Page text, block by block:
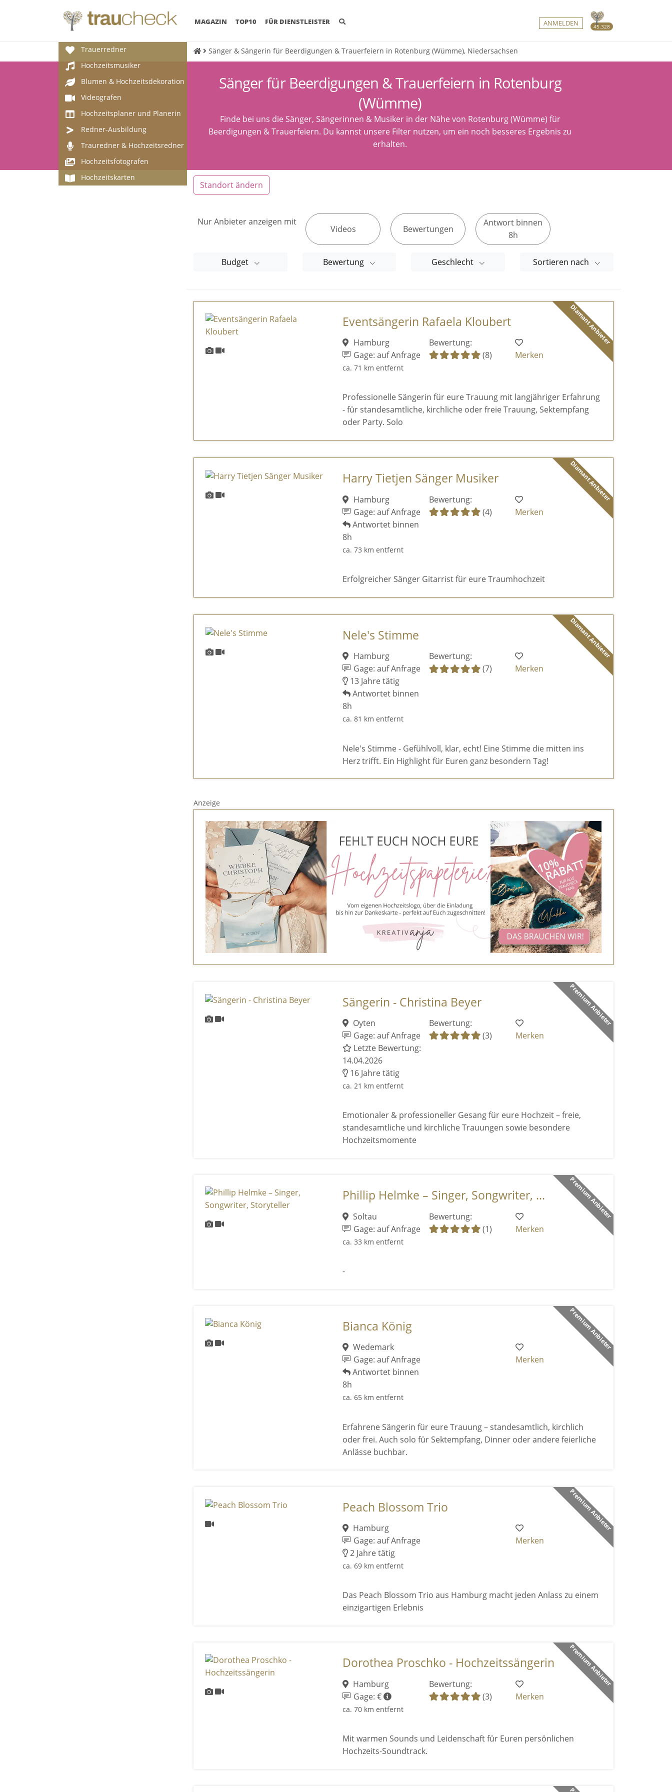
45.328
MAGAZIN (CURRENT)
TOP10 FÜR DIENSTLEISTER ANMELDEN
Trauerredner
Hochzeitsmusiker
Blumen & Hochzeitsdekoration
Videografen
Hochzeitsplaner und Planerin
Redner-Ausbildung
Trauredner & Hochzeitsredner
Hochzeitsfotografen
Hochzeitskarten
Sänger & Sängerin für Beerdigungen & Trauerfeiern in Rotenburg (Wümme), Niedersachsen
Sänger für Beerdigungen & Trauerfeiern in Rotenburg
(Wümme)
Finde bei uns die Sänger, Sängerinnen & Musiker in der Nähe von Rotenburg (Wümme) für
Beerdigungen & Trauerfeiern. Du kannst unsere Filter nutzen, um ein noch besseres Ergebnis zu
erhalten.
Standort ändern
Nur Anbieter anzeigen mit
Videos Bewertungen
Antwort binnen
8h
Budget Bewertung Geschlecht Sortieren nach
Diamant Anbieter
Eventsängerin Rafaela Kloubert
Hamburg
Gage: auf Anfrage
ca. 71 km entfernt
Bewertung:
(8)
Merken
Professionelle Sängerin für eure Trauung mit langjähriger Erfahrung
- für standesamtliche, kirchliche oder freie Trauung, Sektempfang
oder Party. Solo
Diamant Anbieter
Harry Tietjen Sänger Musiker
Hamburg
Gage: auf Anfrage
Antwortet binnen
8h
ca. 73 km entfernt
Bewertung:
(4)
Merken
Erfolgreicher Sänger Gitarrist für eure Traumhochzeit
Diamant Anbieter
Nele's Stimme
Hamburg
Gage: auf Anfrage
13 Jahre tätig
Antwortet binnen
8h
ca. 81 km entfernt
Bewertung:
(7)
Merken
Nele's Stimme - Gefühlvoll, klar, echt! Eine Stimme die mitten ins
Herz trifft. Ein Highlight für Euren ganz besondern Tag!
Anzeige
Premium Anbieter
Sängerin - Christina Beyer
Oyten
Gage: auf Anfrage
Letzte Bewertung:
14.04.2026
16 Jahre tätig
ca. 21 km entfernt
Bewertung:
(3)
Merken
Emotionaler & professioneller Gesang für eure Hochzeit – freie,
standesamtliche und kirchliche Trauungen sowie besondere
Hochzeitsmomente
Premium Anbieter
Phillip Helmke – Singer, Songwriter, ...
Soltau
Gage: auf Anfrage
ca. 33 km entfernt
Bewertung:
(1)
Merken
-
Premium Anbieter
Bianca König
Wedemark
Gage: auf Anfrage
Antwortet binnen
8h
ca. 65 km entfernt
Merken
Erfahrene Sängerin für eure Trauung – standesamtlich, kirchlich
oder frei. Auch solo für Sektempfang, Dinner oder andere feierliche
Anlässe buchbar.
Premium Anbieter
Peach Blossom Trio
Hamburg
Gage: auf Anfrage
2 Jahre tätig
ca. 69 km entfernt
Merken
Das Peach Blossom Trio aus Hamburg macht jeden Anlass zu einem
einzigartigen Erlebnis
Premium Anbieter
Dorothea Proschko - Hochzeitssängerin
Hamburg
Gage: €
ca. 70 km entfernt
Bewertung:
(3)
Merken
Mit warmen Sounds und Leidenschaft für Euren persönlichen
Hochzeits-Soundtrack.